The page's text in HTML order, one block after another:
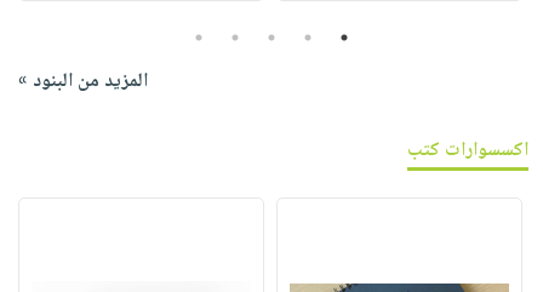
1
2
3
4
5
المزيد من البنود »
اكسسوارات كتب